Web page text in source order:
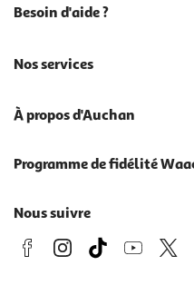
Besoin d'aide ?
Nos services
À propos d'Auchan
Programme de fidélité
Nous suivre